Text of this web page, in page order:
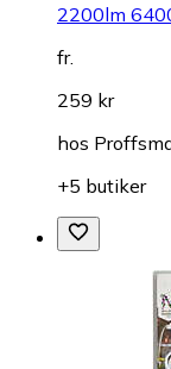
2200lm
fr.
259 kr
hos
+5 butiker